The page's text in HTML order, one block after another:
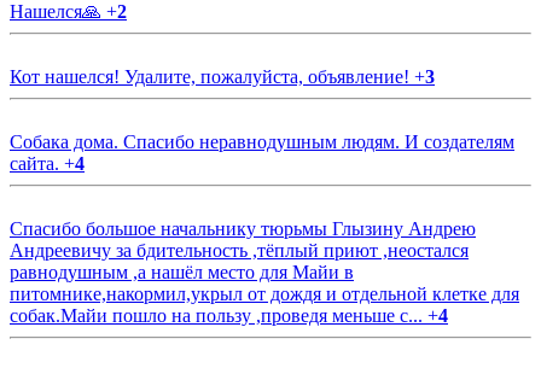
Нашелся🙏 +2
Кот нашелся! Удалите, пожалуйста, объявление! +3
Собака дома. Спасибо неравнодушным людям. И создателям
сайта. +4
Спасибо большое начальнику тюрьмы Глызину Андрею
Андреевичу за бдительность ,тёплый приют ,неостался
равнодушным ,а нашёл место для Майи в
питомнике,накормил,укрыл от дождя и отдельной клетке для
собак.Майи пошло на пользу ,проведя меньше с... +4